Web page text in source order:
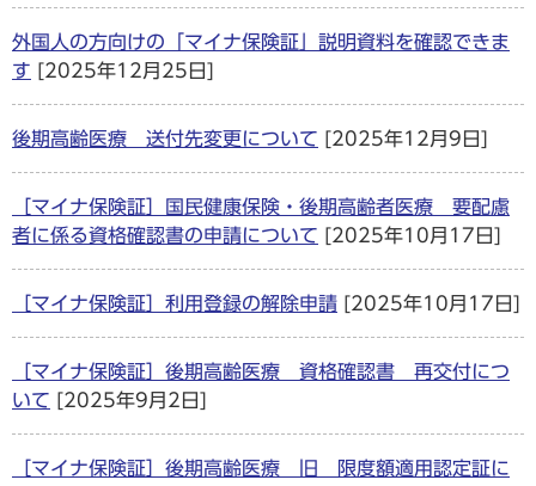
外国人の方向けの「マイナ保険証」説明資料を確認できま
す [2025年12月25日]
後期高齢医療 送付先変更について [2025年12月9日]
［マイナ保険証］国民健康保険・後期高齢者医療 要配慮
者に係る資格確認書の申請について [2025年10月17日]
［マイナ保険証］利用登録の解除申請 [2025年10月17日]
［マイナ保険証］後期高齢医療 資格確認書 再交付につ
いて [2025年9月2日]
［マイナ保険証］後期高齢医療 旧 限度額適用認定証に